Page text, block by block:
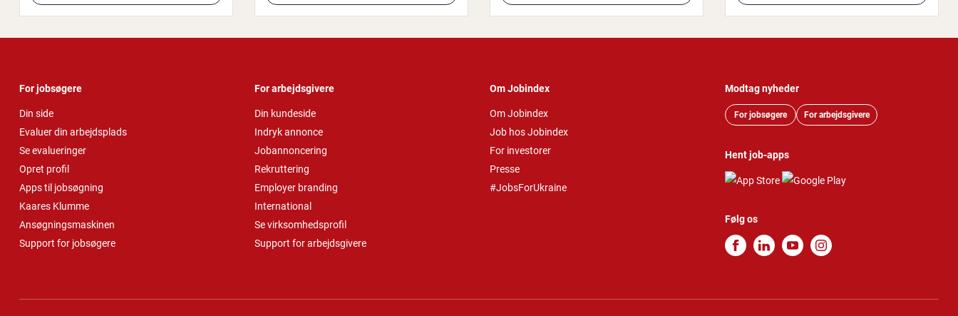
For jobsøgere
Din side
Evaluer din arbejdsplads
Se evalueringer
Opret profil
Apps til jobsøgning
Kaares Klumme
Ansøgningsmaskinen
Support for jobsøgere
For arbejdsgivere
Din kundeside
Indryk annonce
Jobannoncering
Rekruttering
Employer branding
International
Se virksomhedsprofil
Support for arbejdsgivere
Om Jobindex
Om Jobindex
Job hos Jobindex
For investorer
Presse
#JobsForUkraine
Modtag nyheder
For jobsøgere For arbejdsgivere
Hent job-apps
Følg os